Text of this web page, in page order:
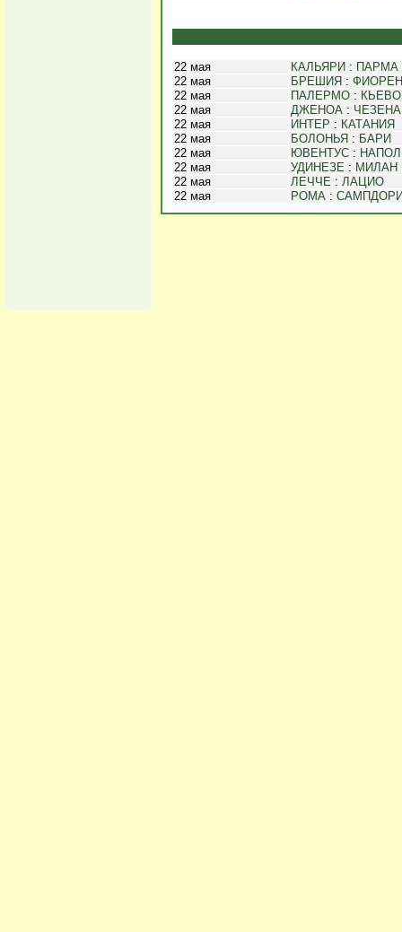
22 мая КАЛЬЯРИ : ПАРМА
22 мая
БРЕШИЯ :
22 мая
ПАЛЕРМО : КЬЕВО
22 мая
ДЖЕНОА : ЧЕЗЕНА
22 мая
ИНТЕР : КАТАНИЯ
22 мая
БОЛОНЬЯ : БАРИ
22 мая
ЮВЕНТУС :
22 мая
УДИНЕЗЕ : МИЛАН
22 мая
ЛЕЧЧЕ : ЛАЦИО
22 мая
РОМА :